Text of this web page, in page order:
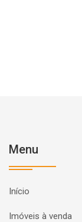
Menu
Início
Imóveis à venda